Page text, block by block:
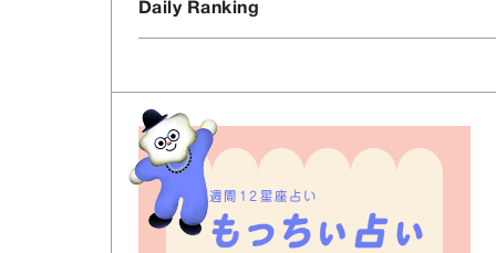
Daily Ranking
週間12星座占い